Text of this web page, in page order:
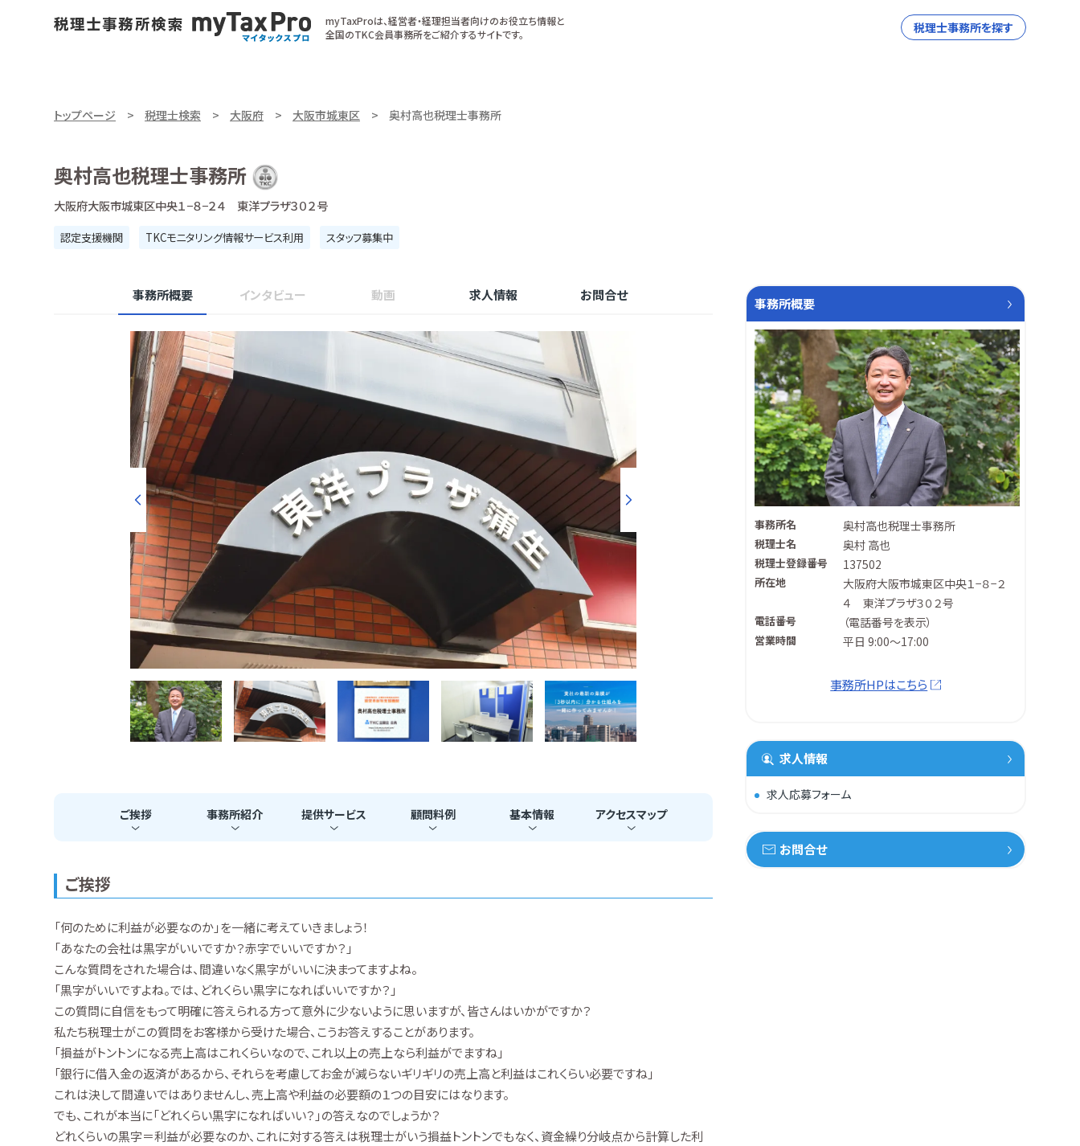
myTaxProは、経営者・経理担当者向けのお役立ち情報と
全国のTKC会員事務所をご紹介するサイトです。
税理士事務所を探す
トップページ 税理士検索 大阪府 大阪市城東区 奥村高也税理士事務所
奥村高也税理士事務所
大阪府大阪市城東区中央１−８−２４ 東洋プラザ３０２号
認定支援機関 TKCモニタリング情報サービス利用 スタッフ募集中
事務所概要 インタビュー 動画 求人情報 お問合せ
ご挨拶 事務所紹介 提供サービス 顧問料例 基本情報 アクセスマップ
ご挨拶
「何のために利益が必要なのか」を一緒に考えていきましょう！
「あなたの会社は黒字がいいですか？赤字でいいですか？」
こんな質問をされた場合は、間違いなく黒字がいいに決まってますよね。
「黒字がいいですよね。では、どれくらい黒字になればいいですか？」
この質問に自信をもって明確に答えられる方って意外に少ないように思いますが、皆さんはいかがですか？
私たち税理士がこの質問をお客様から受けた場合、こうお答えすることがあります。
「損益がトントンになる売上高はこれくらいなので、これ以上の売上なら利益がでますね」
「銀行に借入金の返済があるから、それらを考慮してお金が減らないギリギリの売上高と利益はこれくらい必要ですね」
これは決して間違いではありませんし、売上高や利益の必要額の１つの目安にはなります。
でも、これが本当に「どれくらい黒字になればいい？」の答えなのでしょうか？
どれくらいの黒字＝利益が必要なのか、これに対する答えは税理士がいう損益トントンでもなく、資金繰り分岐点から計算した利
事務所概要
事務所名 奥村高也税理士事務所
税理士名 奥村 高也
税理士登録番号 137502
所在地
大阪府大阪市城東区中央１−８−２
４ 東洋プラザ３０２号
電話番号 （電話番号を表示）
営業時間 平日 9:00～17:00
事務所HPはこちら
求人情報
求人応募フォーム
お問合せ